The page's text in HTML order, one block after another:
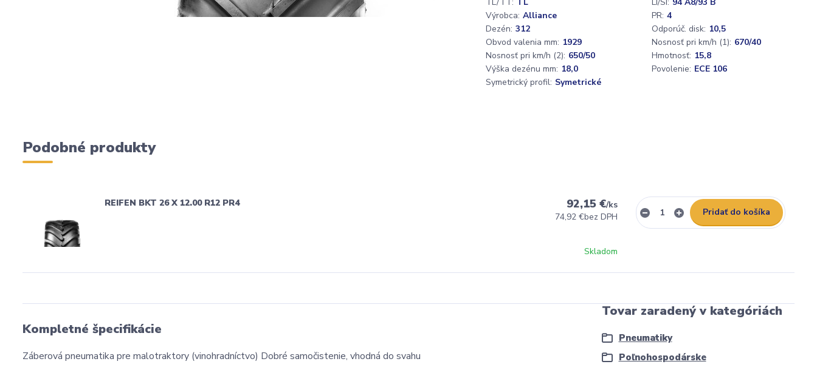
Výrobca: Alliance PR: 4
Dezén: 312 Odporúč. disk: 10,5
Obvod valenia mm: 1929 Nosnosť pri km/h (1): 670/40
Nosnosť pri km/h (2): 650/50 Hmotnosť: 15,8
Výška dezénu mm: 18,0 Povolenie: ECE 106
Symetrický profil: Symetrické
Podobné produkty
REIFEN BKT 26 X 12.00 R12 PR4 92,15 €/ks
74,92 €bez DPH
Skladom
Pridať do košíka
Kompletné špecifikácie
Záberová pneumatika pre malotraktory (vinohradníctvo) Dobré samočistenie, vhodná do svahu
Tovar zaradený v kategóriách
Pneumatiky
Poľnohospodárske